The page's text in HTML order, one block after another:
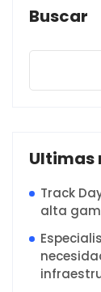
Buscar
Ultimas
Track
alta